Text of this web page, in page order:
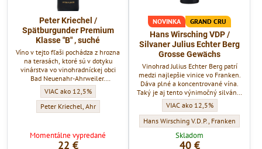
Peter Kriechel /
Spätburgunder Premium
Klasse "B" , suché
Víno v tejto fľaši pochádza z hrozna
na terasách, ktoré sú v dotyku
vinárstva vo vinohradníckej obci
Bad Neuenahr-Ahrweiler.
Spätburgunder je označený ako "B",
čo v nemeckých reáliách značí
kategóriu "Premium wein".
Peter Kriechel / Spätburgunder Premium Klasse "B" , suché - Obsah
VIAC ako 12,5%
Peter Kriechel / Spätburgunder Premium Klasse "B" , suché - Vinárstvo:
Peter Kriechel, Ahr
Momentálne vypredané
22 €
NOVINKA GRAND CRU
Hans Wirsching VDP /
Silvaner Julius Echter Berg
Grosse Gewächs
Vinohrad Julius Echter Berg patrí
medzi najlepšie vinice vo Franken.
Dáva plné a koncentrované vína.
Taký je aj tento výnimočný silván v
najvyššej kategórii. Toto Silvánske
zelené je také, ako keby ste pili
panenský olej z tejto odrody.
Absolútny zážitok, koncentrovanosť
a nekonečná dochuť. V chuti
nájdeme typické znaky silvánov z
Hans Wirsching VDP / Silvaner
VIAC ako 12,5%
Hans Wirsching VDP / Silvaner Julius
Hans Wirsching V.D.P., Franken
Skladom
40 €